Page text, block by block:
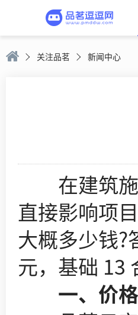
关注品茗 新闻中心
在建筑施
直接影响项
大概多少钱
元，基础 13
一、价格